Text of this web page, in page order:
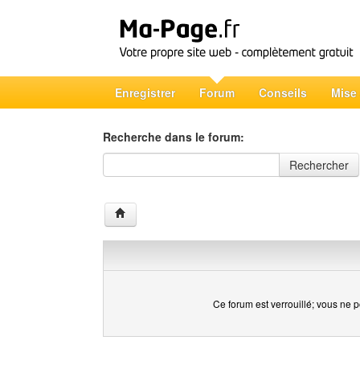
Enregistrer Forum Conseils Mise
Recherche dans le forum:
Recherche dans le forum
Rechercher
Ce forum est verrouillé; vous ne